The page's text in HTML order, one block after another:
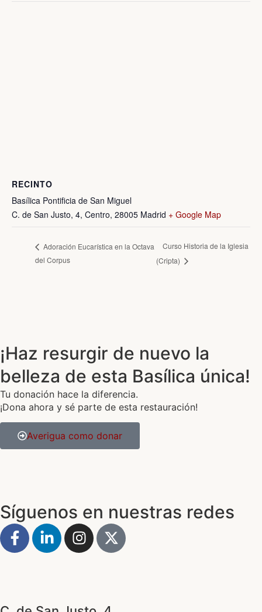
RECINTO
Basílica Pontificia de San Miguel
C. de San Justo, 4, Centro, 28005 Madrid + Google Map
Adoración Eucarística en la Octava
del Corpus
Curso Historia de la Iglesia
(Cripta)
¡Haz resurgir de nuevo la
belleza de esta Basílica única!
Tu donación hace la diferencia.
¡Dona ahora y sé parte de esta restauración!
Averigua como donar
Síguenos en nuestras redes